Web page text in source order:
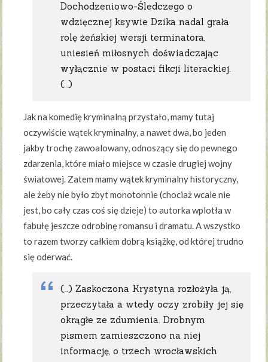
Dochodzeniowo-Śledczego o
wdzięcznej ksywie Dzika nadal grała
rolę żeńskiej wersji terminatora,
uniesień miłosnych doświadczając
wyłącznie w postaci fikcji literackiej.
(…)
Jak na komedię kryminalną przystało, mamy tutaj
oczywiście wątek kryminalny, a nawet dwa, bo jeden
jakby trochę zawoalowany, odnoszący się do pewnego
zdarzenia, które miało miejsce w czasie drugiej wojny
światowej. Zatem mamy wątek kryminalny historyczny,
ale żeby nie było zbyt monotonnie (chociaż wcale nie
jest, bo cały czas coś się dzieje) to autorka wplotła w
fabułę jeszcze odrobinę romansu i dramatu. A wszystko
to razem tworzy całkiem dobrą książkę, od której trudno
się oderwać.
(…) Zaskoczona Krystyna rozłożyła ją,
przeczytała a wtedy oczy zrobiły jej się
okrągłe ze zdumienia. Drobnym
pismem zamieszczono na niej
informację, o trzech wrocławskich